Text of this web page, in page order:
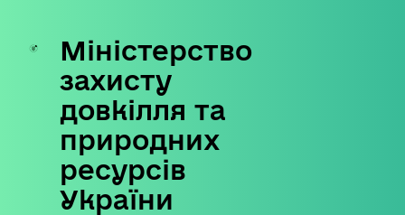
Skip
content
Міністерство
захисту
довкілля та
природних
ресурсів
України